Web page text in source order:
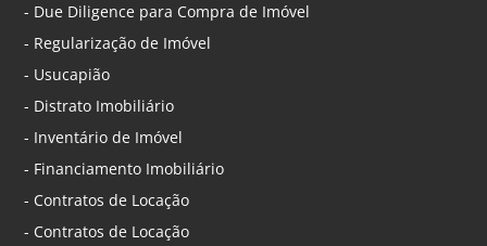
- Due Diligence para Compra de Imóvel
- Regularização de Imóvel
- Usucapião
- Distrato Imobiliário
- Inventário de Imóvel
- Financiamento Imobiliário
- Contratos de Locação
- Contratos de Locação